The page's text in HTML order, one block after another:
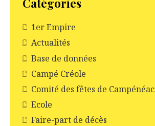
1er Empire
Actualités
Base de données
Campé Créole
Comité des fêtes de Campénéac
Ecole
Faire-part de décès